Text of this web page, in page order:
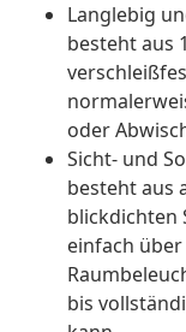
Langlebig
besteht aus
oder
Sicht- und
besteht aus
blickdichten
einfach
bis